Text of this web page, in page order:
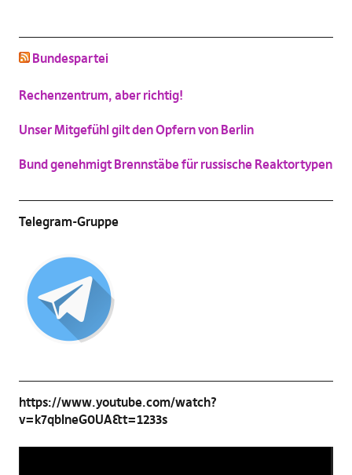
(Vergrößern
Bundespartei
Rechenzentrum, aber richtig!
Unser Mitgefühl gilt den Opfern von Berlin
Bund genehmigt Brennstäbe für russische Reaktortypen
Telegram-Gruppe
https://www.youtube.com/watch?
v=k7qbIneG0UA&t=1233s